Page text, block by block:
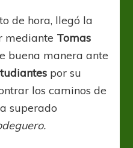
de hora, llegó la
mediante Tomas
buena manera ante
por su
los caminos de
superado